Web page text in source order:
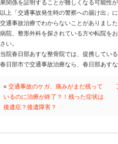
い。
警察への連絡は、道路交通法
警察に交通事故発生の連絡を
ります。
〇罰則を受ける
なってい
ます。